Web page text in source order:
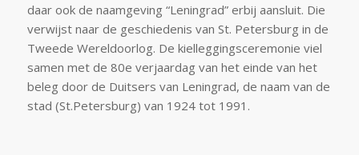
daar ook de naamgeving “Leningrad” erbij aansluit. Die
verwijst naar de geschiedenis van St. Petersburg in de
Tweede Wereldoorlog. De kielleggingsceremonie viel
samen met de 80e verjaardag van het einde van het
beleg door de Duitsers van Leningrad, de naam van de
stad (St.Petersburg) van 1924 tot 1991.